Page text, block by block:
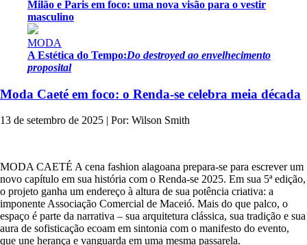
Milão e Paris em foco: uma nova visão para o vestir
masculino
MODA
A Estética do Tempo:Do destroyed ao envelhecimento
proposital
Moda Caeté em foco: o Renda-se celebra meia década
13 de setembro de 2025 | Por: Wilson Smith
MODA CAETÉ A cena fashion alagoana prepara-se para escrever um
novo capítulo em sua história com o Renda-se 2025. Em sua 5ª edição,
o projeto ganha um endereço à altura de sua potência criativa: a
imponente Associação Comercial de Maceió. Mais do que palco, o
espaço é parte da narrativa – sua arquitetura clássica, sua tradição e sua
aura de sofisticação ecoam em sintonia com o manifesto do evento,
que une herança e vanguarda em uma mesma passarela.